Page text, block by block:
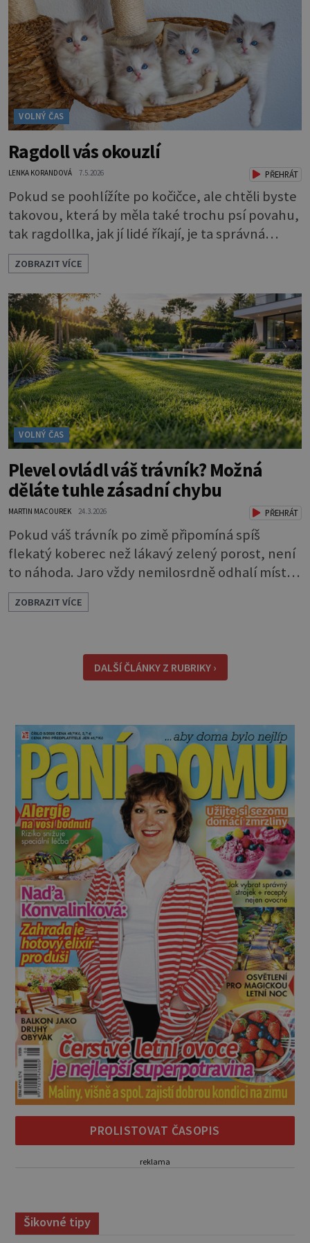
kovu, čímž vzniká elegantní a plnohodnotný
šperk vhodný pro každodenní nošení. Náramky
Kabbalah z
VOLNÝ ČAS
Ragdoll vás okouzlí
LENKA KORANDOVÁ 7.5.2026 PŘEHRÁT
Pokud se poohlížíte po kočičce, ale chtěli byste
takovou, která by měla také trochu psí povahu,
tak ragdollka, jak jí lidé říkají, je ta správná
volba. Ne nadarmo se jí říká také kočkopes. Má
krásné modré oči, které vás hned uhranou, a
jemný kožíšek. A je opravdu hodně veliká. To je
asi první dojem. Kocour může vážit až 10
kilogramů, kočička jen o něco méně. Dlouhá srst
a chlupatý oca
ZOBRAZIT VÍCE
VOLNÝ ČAS
Plevel ovládl váš trávník? Možná
děláte tuhle zásadní chybu
MARTIN MACOUREK 24.3.2026 PŘEHRÁT
Pokud váš trávník po zimě připomíná spíš
flekatý koberec než lákavý zelený porost, není
to náhoda. Jaro vždy nemilosrdně odhalí místa,
kde plevel využil náskok, který získal ještě před
začátkem sezóny. Dobrou zprávou je, že právě
chovají životaschopněji než trávník, je
jednoduchý. Po měsících chladu a vlh
ZOBRAZIT VÍCE
DALŠÍ ČLÁNKY Z RUBRIKY ›
PROLISTOVAT ČASOPIS
reklama
Šikovné tipy